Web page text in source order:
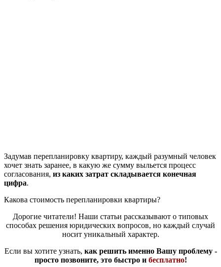
Задумав перепланировку квартиру, каждый разумный человек
хочет знать заранее, в какую же сумму выльется процесс
согласования, из каких затрат складывается конечная
цифра.
Какова стоимость перепланировки квартиры?
Дорогие читатели! Наши статьи рассказывают о типовых
способах решения юридических вопросов, но каждый случай
носит уникальный характер.
Если вы хотите узнать, как решить именно Вашу проблему -
просто позвоните, это быстро и бесплатно!